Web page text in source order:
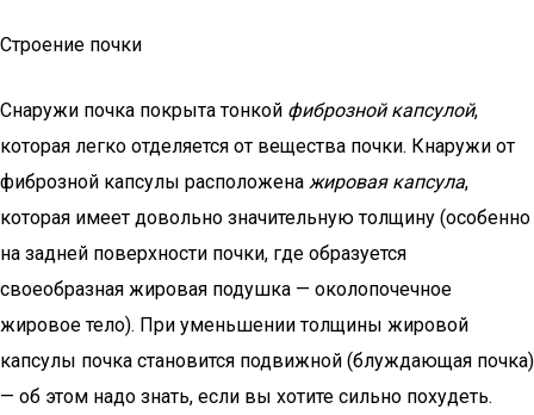
Строение почки
Снаружи почка покрыта тонкой фиброзной капсулой,
которая легко отделяется от вещества почки. Кнаружи от
фиброзной капсулы расположена жировая капсула,
которая имеет довольно значительную толщину (особенно
на задней поверхности почки, где образуется
своеобразная жировая подушка — околопочечное
жировое тело). При уменьшении толщины жировой
капсулы почка становится подвижной (блуждающая почка)
— об этом надо знать, если вы хотите сильно похудеть.